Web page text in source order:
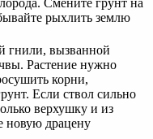
Смените грунт на
рыхлить землю
гнили, вызванной
Растение нужно
корни,
Если ствол сильно
верхушку и из
новую драцену